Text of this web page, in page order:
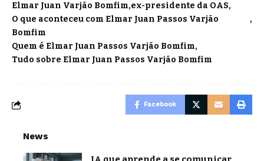
Elmar Juan Varjão Bomfim ex-presidente da OAS
O que aconteceu com Elmar Juan Passos Varjão
Bomfim
Quem é Elmar Juan Passos Varjão Bomfim
Tudo sobre Elmar Juan Passos Varjão Bomfim
Facebook
News